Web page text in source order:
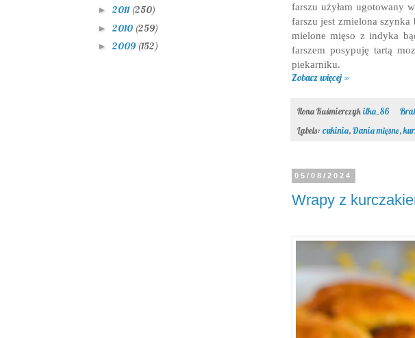
farszu użyłam ugotowany
farszu jest zmielona szynka
mielone mięso z indyka
farszem posypuję tartą
piekarniku.
Zobacz więcej »
Ilona Kuśmierczykilka_86
Labels: cukinia,Dania mięsne,
05/08/2024
Wrapy z
► 2011 (250)
► 2010 (259)
► 2009 (152)